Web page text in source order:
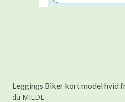
Leggings Biker kort model hvid
du MILDE